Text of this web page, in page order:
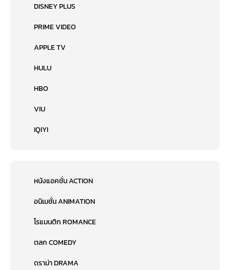
DISNEY PLUS
PRIME VIDEO
APPLE TV
HULU
HBO
VIU
IQIYI
หนังแอคชั่น ACTION
อนิเมชั่น ANIMATION
โรแมนติก ROMANCE
ตลก COMEDY
ดราม่า DRAMA